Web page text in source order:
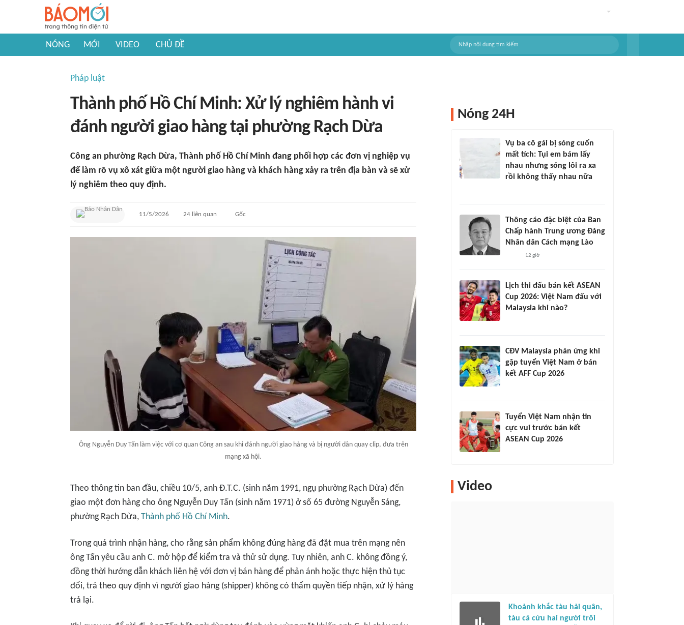
NÓNG MỚI VIDEO CHỦ ĐỀ
Pháp luật
Thành phố Hồ Chí Minh: Xử lý nghiêm hành vi
đánh người giao hàng tại phường Rạch Dừa
Công an phường Rạch Dừa, Thành phố Hồ Chí Minh đang phối hợp các đơn vị nghiệp vụ
để làm rõ vụ xô xát giữa một người giao hàng và khách hàng xảy ra trên địa bàn và sẽ xử
lý nghiêm theo quy định.
11/5/2026 24liên quan Gốc
Ông Nguyễn Duy Tấn làm việc với cơ quan Công an sau khi đánh người giao hàng và bị người dân quay clip, đưa trên
mạng xã hội.
Theo thông tin ban đầu, chiều 10/5, anh Đ.T.C. (sinh năm 1991, ngụ phường Rạch Dừa) đến
giao một đơn hàng cho ông Nguyễn Duy Tấn (sinh năm 1971) ở số 65 đường Nguyễn Sáng,
phường Rạch Dừa, Thành phố Hồ Chí Minh.
Trong quá trình nhận hàng, cho rằng sản phẩm không đúng hàng đã đặt mua trên mạng nên
ông Tấn yêu cầu anh C. mở hộp để kiểm tra và thử sử dụng. Tuy nhiên, anh C. không đồng ý,
đồng thời hướng dẫn khách liên hệ với đơn vị bán hàng để phản ánh hoặc thực hiện thủ tục
đổi, trả theo quy định vì người giao hàng (shipper) không có thẩm quyền tiếp nhận, xử lý hàng
trả lại.
Nóng 24H
Vụ ba cô gái bị sóng cuốn
mất tích: Tụi em bám lấy
nhau nhưng sóng lôi ra xa
rồi không thấy nhau nữa
Thông cáo đặc biệt của Ban
Chấp hành Trung ương Đảng
Nhân dân Cách mạng Lào
12 giờ
Lịch thi đấu bán kết ASEAN
Cup 2026: Việt Nam đấu với
Malaysia khi nào?
CĐV Malaysia phản ứng khi
gặp tuyển Việt Nam ở bán
kết AFF Cup 2026
Tuyển Việt Nam nhận tin
cực vui trước bán kết
ASEAN Cup 2026
Video
Khoảnh khắc tàu hải quân,
tàu cá cứu hai người trôi